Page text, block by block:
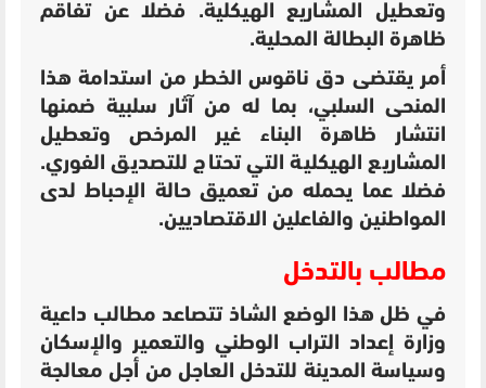
وتعطيل المشاريع الهيكلية. فضلا عنتفاقم
ظاهرة البطالة المحلية.
أمر يقتضى دق ناقوس الخطر من استدامة هذا
المنحى السلبي، بما له من آثار سلبية ضمنها
انتشار ظاهرة البناء غير المرخص وتعطيل
المشاريع الهيكلية التي تحتاج للتصديق الفوري.
فضلا عما يحمله من تعميق حالة الإحباط لدى
المواطنين والفاعلين الاقتصاديين.
مطالب بالتدخل
في ظل هذا الوضع الشاذ تتصاعد مطالب داعية
وزارة إعداد التراب الوطني والتعمير والإسكان
وسياسة المدينة للتدخل العاجل من أجل معالجة